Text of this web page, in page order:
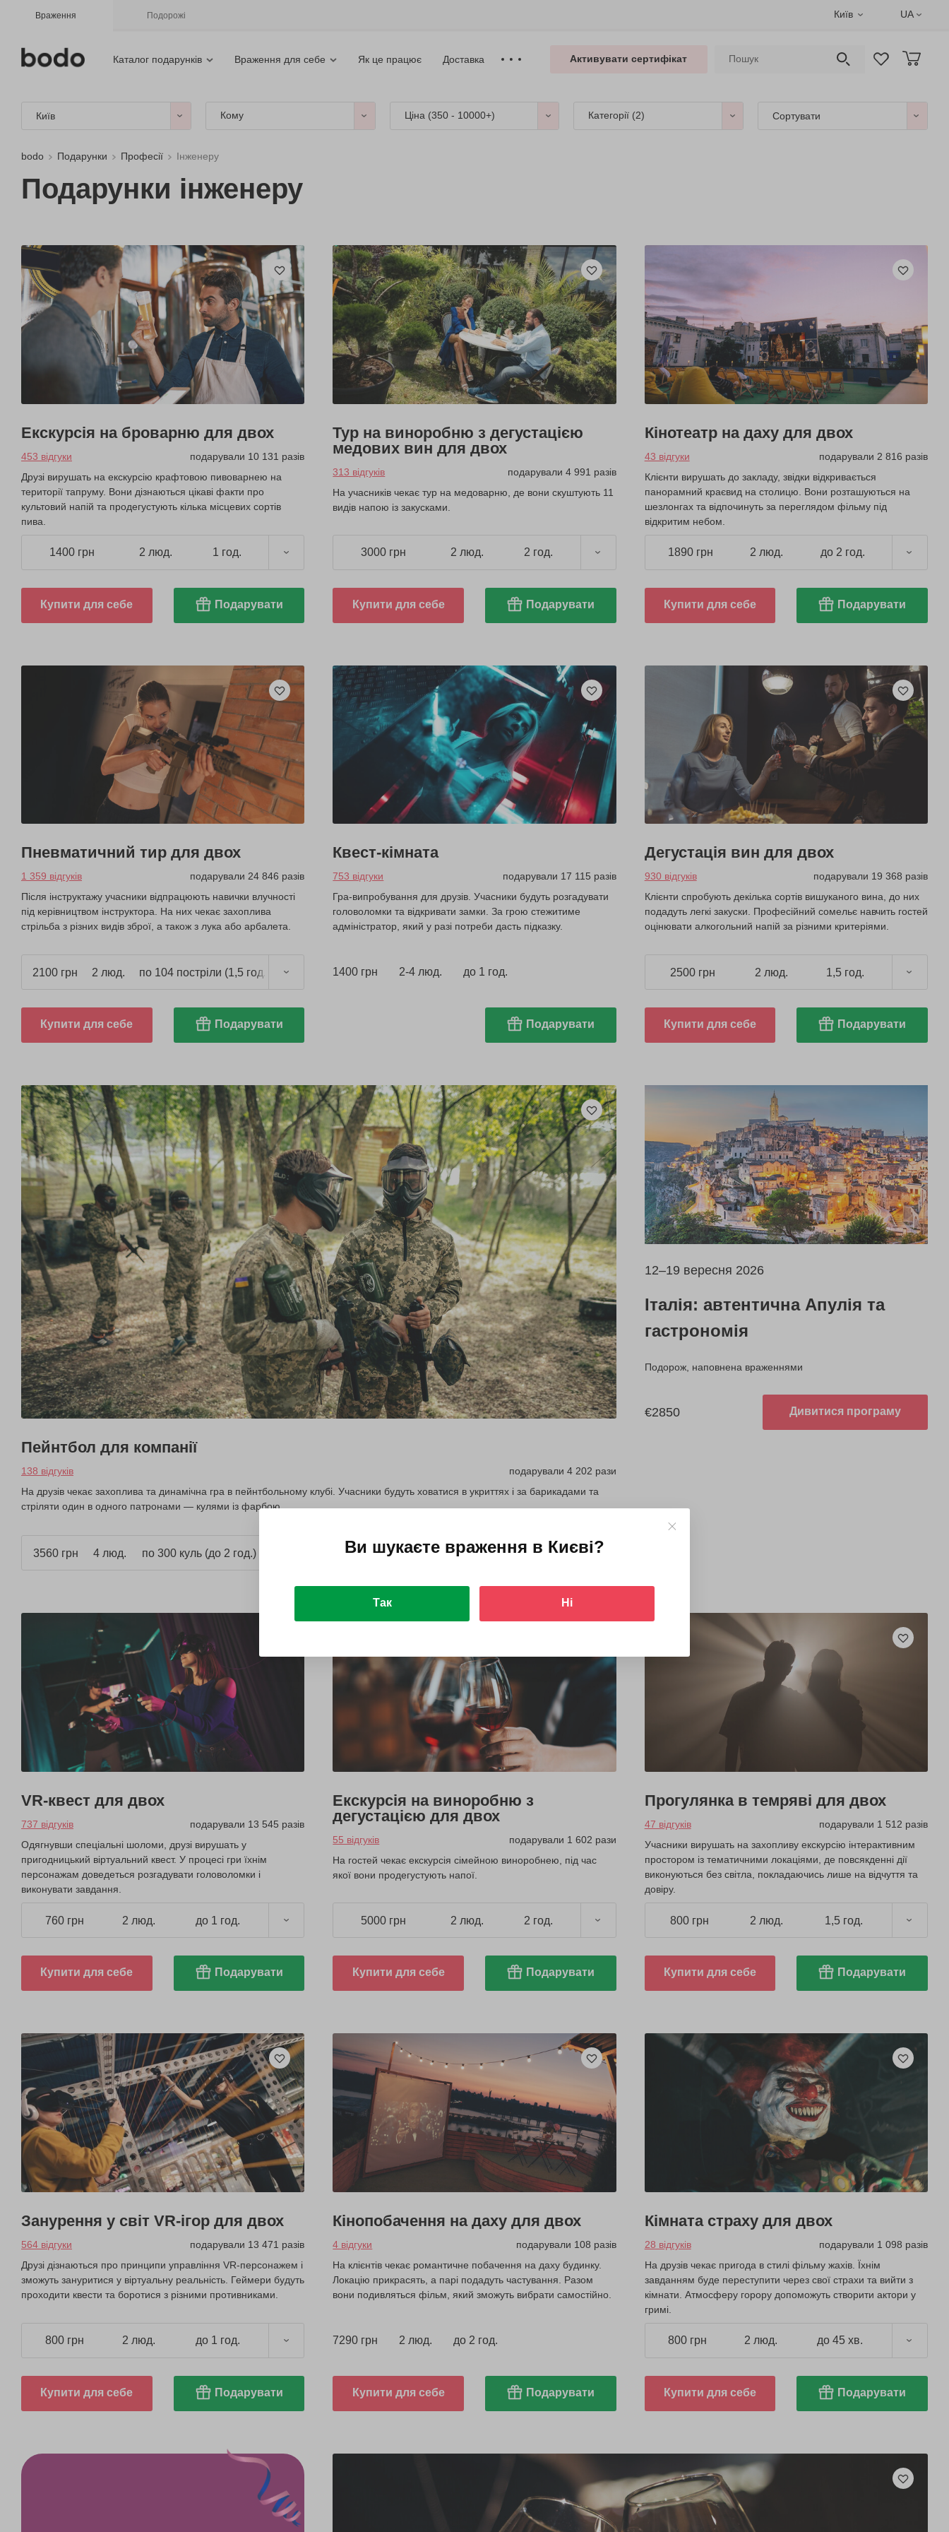
Враження Подорожі Київ UA
Каталог подарунків Враження для себе Як це працює Доставка Активувати сертифікат
Київ Кому Ціна (350 - 10000+) Категорії (2) Сортувати
bodo Подарунки Професії Інженеру
Подарунки інженеру
Екскурсія на броварню для двох
453 відгуки
подарували 10 131 разів
Друзі вирушать на екскурсію крафтовою пивоварнею на
території тапруму. Вони дізнаються цікаві факти про
культовий напій та продегустують кілька місцевих сортів
пива.
1400 грн 2 люд. 1 год.
Купити для себе Подарувати
Тур на виноробню з дегустацією
медових вин для двох
313 відгуків
подарували 4 991 разів
На учасників чекає тур на медоварню, де вони скуштують 11
видів напою із закусками.
3000 грн 2 люд. 2 год.
Купити для себе Подарувати
Кінотеатр на даху для двох
43 відгуки
подарували 2 816 разів
Клієнти вирушать до закладу, звідки відкривається
панорамний краєвид на столицю. Вони розташуються на
шезлонгах та відпочинуть за переглядом фільму під
відкритим небом.
1890 грн 2 люд. до 2 год.
Купити для себе Подарувати
Пневматичний тир для двох
1 359 відгуків
подарували 24 846 разів
Після інструктажу учасники відпрацюють навички влучності
під керівництвом інструктора. На них чекає захоплива
стрільба з різних видів зброї, а також з лука або арбалета.
2100 грн 2 люд. по 104 постріли (1,5 год.)
Купити для себе Подарувати
Квест-кімната
753 відгуки
подарували 17 115 разів
Гра-випробування для друзів. Учасники будуть розгадувати
головоломки та відкривати замки. За грою стежитиме
адміністратор, який у разі потреби дасть підказку.
1400 грн 2-4 люд. до 1 год.
Подарувати
Дегустація вин для двох
930 відгуків
подарували 19 368 разів
Клієнти спробують декілька сортів вишуканого вина, до них
подадуть легкі закуски. Професійний сомельє навчить гостей
оцінювати алкогольний напій за різними критеріями.
2500 грн 2 люд. 1,5 год.
Купити для себе Подарувати
Пейнтбол для компанії
138 відгуків
подарували 4 202 рази
На друзів чекає захоплива та динамічна гра в пейнтбольному клубі. Учасники будуть ховатися в укриттях і за барикадами та
стріляти один в одного патронами — кулями із фарбою.
3560 грн 4 люд. по 300 куль (до 2 год.) Купити для себе Подарувати
12–19 вересня 2026
Італія: автентична Апулія та
гастрономія
Подорож, наповнена враженнями
€2850 Дивитися програму
VR-квест для двох
737 відгуків
подарували 13 545 разів
Одягнувши спеціальні шоломи, друзі вирушать у
пригодницький віртуальний квест. У процесі гри їхнім
персонажам доведеться розгадувати головоломки і
виконувати завдання.
760 грн 2 люд. до 1 год.
Купити для себе Подарувати
Екскурсія на виноробню з
дегустацією для двох
55 відгуків
подарували 1 602 рази
На гостей чекає екскурсія сімейною виноробнею, під час
якої вони продегустують напої.
5000 грн 2 люд. 2 год.
Купити для себе Подарувати
Прогулянка в темряві для двох
47 відгуків
подарували 1 512 разів
Учасники вирушать на захопливу екскурсію інтерактивним
простором із тематичними локаціями, де повсякденні дії
виконуються без світла, покладаючись лише на відчуття та
довіру.
800 грн 2 люд. 1,5 год.
Купити для себе Подарувати
Занурення у світ VR-ігор для двох
564 відгуки
подарували 13 471 разів
Друзі дізнаються про принципи управління VR-персонажем і
зможуть зануритися у віртуальну реальність. Геймери будуть
проходити квести та боротися з різними противниками.
800 грн 2 люд. до 1 год.
Купити для себе Подарувати
Кінопобачення на даху для двох
4 відгуки
подарували 108 разів
На клієнтів чекає романтичне побачення на даху будинку.
Локацію прикрасять, а парі подадуть частування. Разом
вони подивляться фільм, який зможуть вибрати самостійно.
7290 грн 2 люд. до 2 год.
Купити для себе Подарувати
Кімната страху для двох
28 відгуків
подарували 1 098 разів
На друзів чекає пригода в стилі фільму жахів. Їхнім
завданням буде переступити через свої страхи та вийти з
кімнати. Атмосферу горору допоможуть створити актори у
гримі.
800 грн 2 люд. до 45 хв.
Купити для себе Подарувати
Ви шукаєте враження в Києві?
Так Ні